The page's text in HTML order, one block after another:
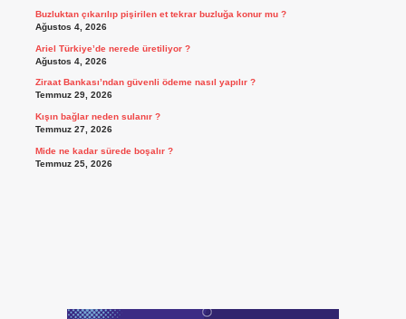
Buzluktan çıkarılıp pişirilen et tekrar buzluğa konur mu ?
Ağustos 4, 2026
Ariel Türkiye’de nerede üretiliyor ?
Ağustos 4, 2026
Ziraat Bankası’ndan güvenli ödeme nasıl yapılır ?
Temmuz 29, 2026
Kışın bağlar neden sulanır ?
Temmuz 27, 2026
Mide ne kadar sürede boşalır ?
Temmuz 25, 2026